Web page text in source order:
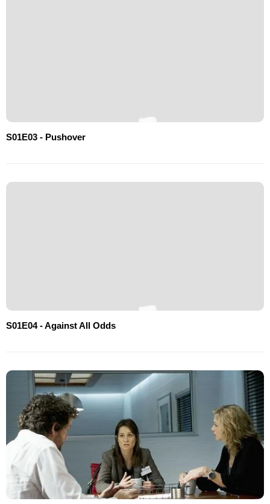
S01E03 - Pushover
S01E04 - Against All Odds